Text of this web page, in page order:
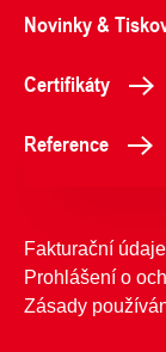
Novinky &
Certifikáty
Reference
Fakturační údaje
Prohlášení o
Zásady